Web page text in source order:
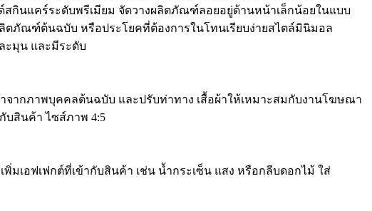
สกินแคร์ระดับพรีเมียม จัดวางผลิตภัณฑ์ลอยอยู่ด้านหน้าเล็กน้อยในแบบ
ตภัณฑ์ต้นฉบับ หรือประโยคที่ต้องการในโทนเรียบง่ายสไตล์มินิมอล
ะมุน และมีระดับ
ากภาพบุคคลต้นฉบับ และปรับท่าทาง เสื้อผ้าให้เหมาะสมกับงานโฆษณา
บสินค้า ไซส์ภาพ 4:5
เอฟเฟกต์ที่เข้ากับสินค้า เช่น น้ำกระเซ็น แสง หรือกลีบดอกไม้ ใส่